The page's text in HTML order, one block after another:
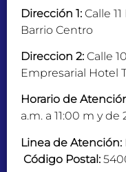
Dirección 1: Calle
Barrio Centro
Direccion 2: Calle
Empresarial Hotel
Horario de
a.m. a 11:00 m y
Linea de Atención:
Código Postal: